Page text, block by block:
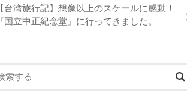
台湾旅行記】想像以上のスケールに感動！
国立中正紀念堂』に行ってきました。